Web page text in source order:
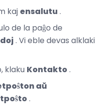
kaj ensalutu.
de la paĝo de
. Vi eble devas alklaki
klaku Kontakto.
aŭ
.